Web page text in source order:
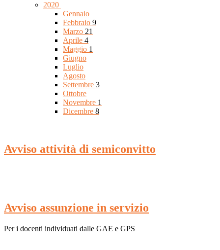
2020
Gennaio
Febbraio 9
Marzo 21
Aprile 4
Maggio 1
Giugno
Luglio
Agosto
Settembre 3
Ottobre
Novembre 1
Dicembre 8
Avviso attività di semiconvitto
Avviso assunzione in servizio
Per i docenti individuati dalle GAE e GPS